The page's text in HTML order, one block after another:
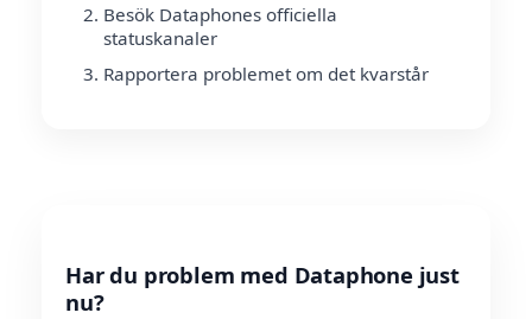
Besök Dataphones officiella
statuskanaler
Rapportera problemet om det kvarstår
Har du problem med Dataphone just
nu?